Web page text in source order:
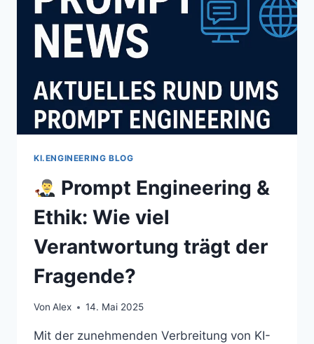
AM
BESTEN
FUNKTIONIERT
KI.ENGINEERING BLOG
Prompt Engineering &
Ethik: Wie viel
Verantwortung trägt der
Fragende?
Von Alex 14. Mai 2025
Mit der zunehmenden Verbreitung von KI-